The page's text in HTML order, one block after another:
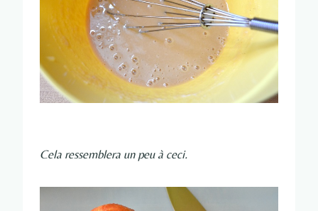
Cela ressemblera un peu à ceci.